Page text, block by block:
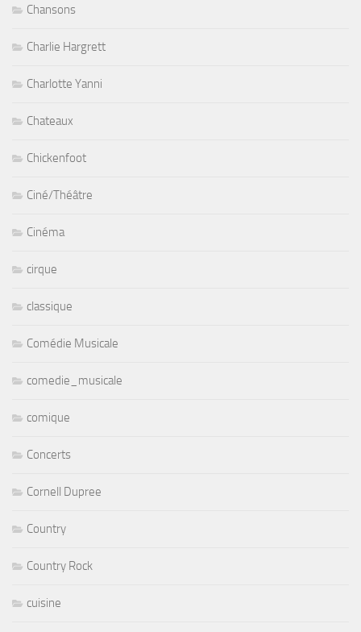
Chansons
Charlie Hargrett
Charlotte Yanni
Chateaux
Chickenfoot
Ciné/Théâtre
Cinéma
cirque
classique
Comédie Musicale
comedie_musicale
comique
Concerts
Cornell Dupree
Country
Country Rock
cuisine